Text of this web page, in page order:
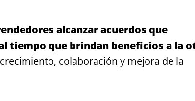
alcanzar acuerdos que
tiempo que brindan beneficios a la
colaboración y mejora de la